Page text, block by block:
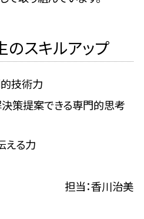
スキルアップ
技術力
策提案できる専門的思考
える力
担当：香川治美